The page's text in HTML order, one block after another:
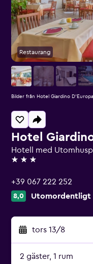
Hotel
Hotell med
3 stjärnor
+39 067 222 252
8,0 Utomordentligt
tors 13/8
2 gäster, 1 rum
Restaurang
Bilder från Hotel Giardino D'Europa